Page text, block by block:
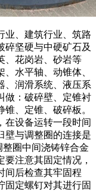
业、建筑行业、筑路
碎坚硬与中硬矿石及
、花岗岩、砂岩等
水平轴、动锥体、
、润滑系统、液压系
做：破碎壁、定锥衬
、定锥、破碎板。
在设备运转一段时间
壁与调整圈的连接是
圈中间浇铸锌合金
注意其固定情况，
间后检查其牢固程
固定螺钉对其进行固